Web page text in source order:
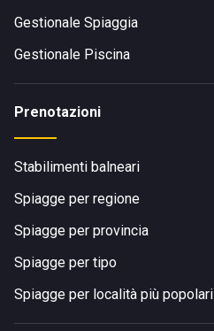
Gestionale Spiaggia
Gestionale Piscina
Prenotazioni
Stabilimenti balneari
Spiagge per regione
Spiagge per provincia
Spiagge per tipo
Spiagge per località più popolari